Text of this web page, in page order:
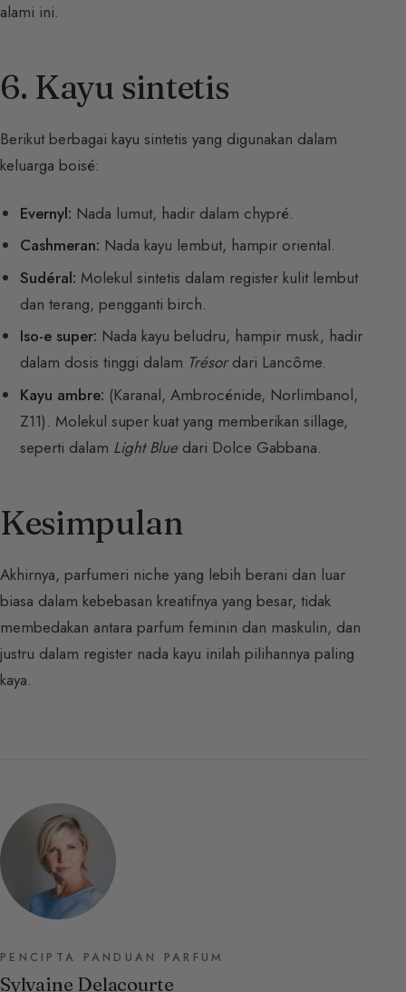
alami ini.
6. Kayu sintetis
Berikut berbagai kayu sintetis yang digunakan dalam
keluarga boisé:
Evernyl: Nada lumut, hadir dalam chypré.
Cashmeran: Nada kayu lembut, hampir oriental.
Sudéral: Molekul sintetis dalam register kulit lembut
dan terang, pengganti birch.
Iso-e super: Nada kayu beludru, hampir musk, hadir
dalam dosis tinggi dalam Trésordari Lancôme.
Kayu ambre: (Karanal, Ambrocénide, Norlimbanol,
Z11). Molekul super kuat yang memberikan sillage,
seperti dalam Light Bluedari Dolce Gabbana.
Kesimpulan
Akhirnya, parfumeri niche yang lebih berani dan luar
biasa dalam kebebasan kreatifnya yang besar, tidak
membedakan antara parfum feminin dan maskulin, dan
justru dalam register nada kayu inilah pilihannya paling
kaya.
PENCIPTA PANDUAN PARFUM
Sylvaine Delacourte